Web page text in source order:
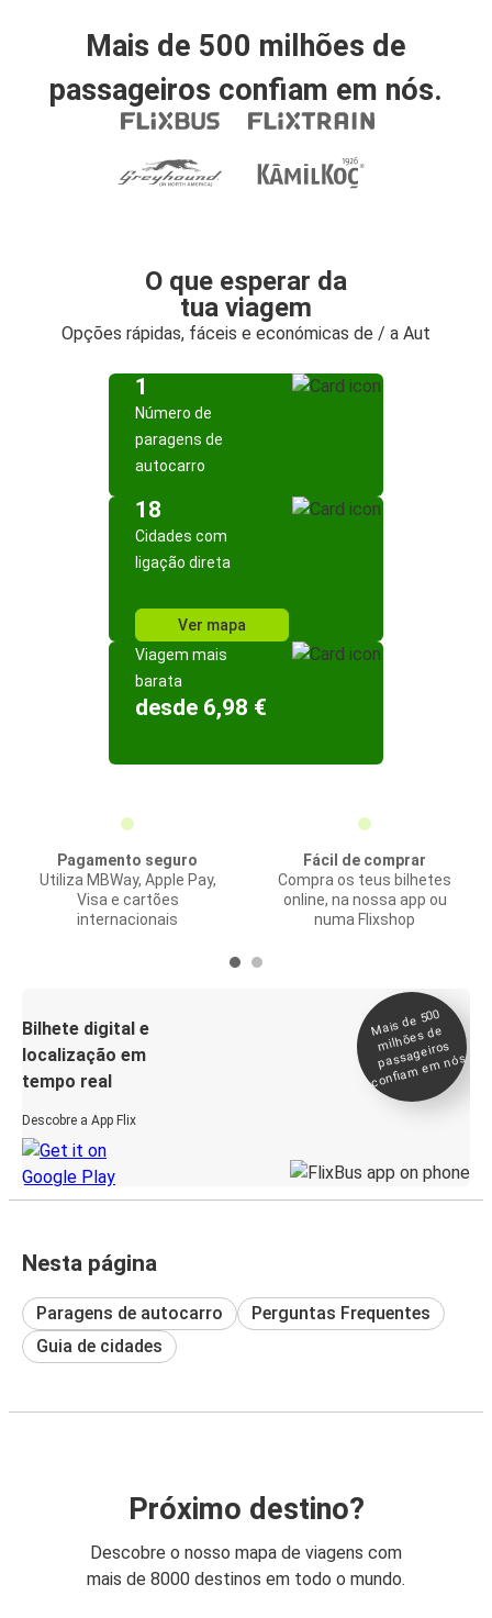
Mais de 500 milhões de
passageiros confiam em nós.
O que esperar da
tua viagem
Opções rápidas, fáceis e económicas de / a Aut
1
Número de
paragens de
autocarro
18
Cidades com
ligação direta
Ver mapa
Viagem mais
barata
desde 6,98 €
Pagamento seguro
Utiliza MBWay, Apple Pay,
Visa e cartões
internacionais
Fácil de comprar
Compra os teus bilhetes
online, na nossa app ou
numa Flixshop
Bilhete digital e
localização em
tempo real
Descobre a App Flix
Mais de 500
milhões de
passageiros
confia
m e
m nós
Nesta página
Paragens de autocarro
Perguntas Frequentes
Guia de cidades
Próximo destino?
Descobre o nosso mapa de viagens com
mais de 8000 destinos em todo o mundo.